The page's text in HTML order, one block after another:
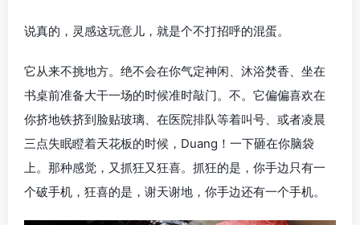
说真的，灵感这玩意儿，就是个不打招呼的混蛋。
它从来不挑地方。绝不会在你气定神闲、沐浴焚香、坐在
书桌前准备大干一场的时候准时敲门。不。它偏偏喜欢在
你挤地铁挤到脸贴玻璃、在医院排队等着叫号、或者凌晨
三点失眠瞪着天花板的时候，Duang！一下砸在你脑袋
上。那种感觉，又抓狂又狂喜。抓狂的是，你手边只有一
个破手机，狂喜的是，谢天谢地，你手边还有一个手机。